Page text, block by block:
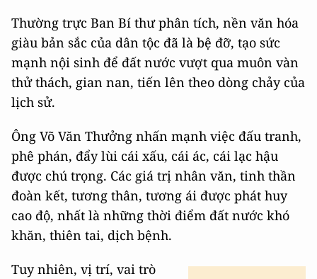
Thường trực Ban Bí thư phân tích, nền văn hóa
giàu bản sắc của dân tộc đã là bệ đỡ, tạo sức
mạnh nội sinh để đất nước vượt qua muôn vàn
thử thách, gian nan, tiến lên theo dòng chảy của
lịch sử.
Ông Võ Văn Thưởng nhấn mạnh việc đấu tranh,
phê phán, đẩy lùi cái xấu, cái ác, cái lạc hậu
được chú trọng. Các giá trị nhân văn, tinh thần
đoàn kết, tương thân, tương ái được phát huy
cao độ, nhất là những thời điểm đất nước khó
khăn, thiên tai, dịch bệnh.
Tuy nhiên, vị trí, vai trò